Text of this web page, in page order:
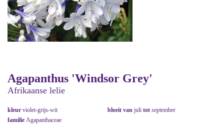
Agapanthus 'Windsor Grey'
Afrikaanse lelie
kleur violet-grijs-wit bloeit van juli tot september
familie Agapanthaceae